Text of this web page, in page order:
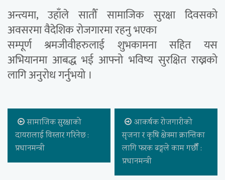
अन्त्यमा, उहाँले सातौँ सामाजिक सुरक्षा दिवसको
अवसरमा वैदेशिक रोजगारमा रहनु भएका
सम्पूर्ण श्रमजीवीहरुलाई शुभकामना सहित यस
अभियानमा आबद्ध भई आफ्नो भविष्य सुरक्षित राख्नको
लागि अनुरोध गर्नुभयो ।
सामाजिक सुरक्षाको
दायरालाई विस्तार गरिनेछ :
प्रधानमन्त्री
आकर्षक रोजगारीको
सृजना र कृषि क्षेत्रमा क्रान्तिका
लागि फरक ढङ्गले काम गर्छाैँ :
प्रधानमन्त्री